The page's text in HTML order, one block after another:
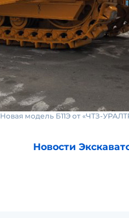
Новая модель Б11Э от «ЧТЗ-
Новости